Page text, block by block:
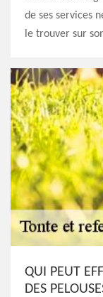
de ses services
le trouver sur
QUI PEUT
DES